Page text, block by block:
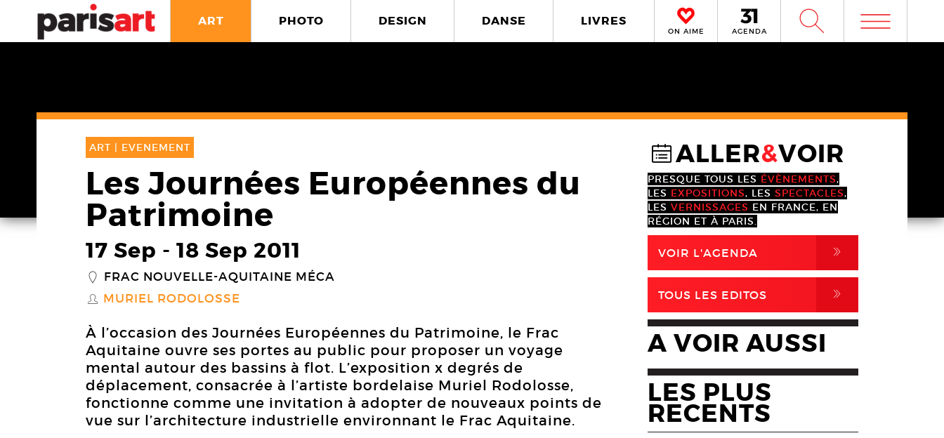
ART PHOTO DESIGN DANSE LIVRES
ON AIME AGENDA W m
ART | EVENEMENT
Les Journées Européennes du
Patrimoine
17 Sep - 18 Sep 2011
_ FRAC NOUVELLE-AQUITAINE MÉCA
S MURIEL RODOLOSSE
À l’occasion des Journées Européennes du Patrimoine, le Frac
Aquitaine ouvre ses portes au public pour proposer un voyage
mental autour des bassins à flot. L’exposition x degrés de
déplacement, consacrée à l’artiste bordelaise Muriel Rodolosse,
fonctionne comme une invitation à adopter de nouveaux points de
vue sur l’architecture industrielle environnant le Frac Aquitaine.
@ALLER&VOIR
PRESQUE TOUS LES ÉVÈNEMENTS,
LES EXPOSITIONS, LES SPECTACLES,
LES VERNISSAGES EN FRANCE, EN
RÉGION ET À PARIS.
VOIR L'AGENDA ,
TOUS LES EDITOS ,
A VOIR AUSSI
LES PLUS
RECENTS